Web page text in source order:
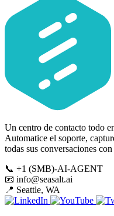
Un centro de contacto todo
Automatice el soporte,
todas sus conversaciones
📞 +1 (SMB)-AI-AGENT
📧 info@seasalt.ai
📍 Seattle, WA